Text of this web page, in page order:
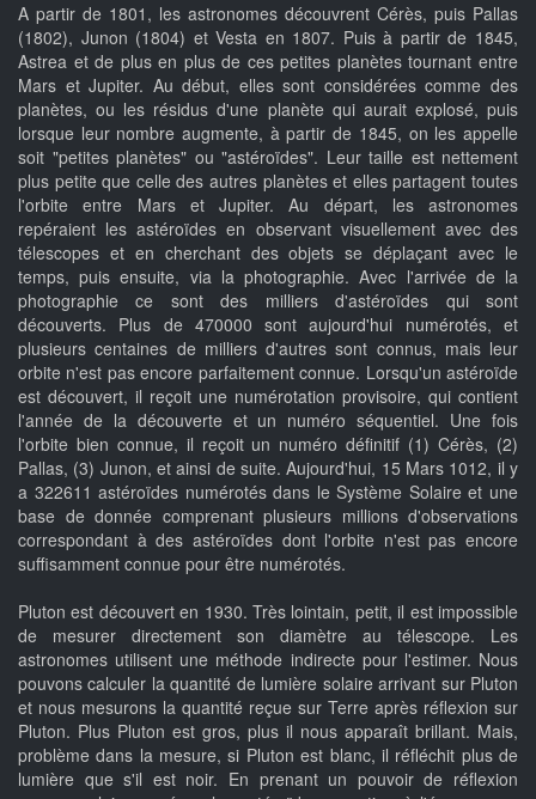
A partir de 1801, les astronomes découvrent Cérès, puis Pallas
(1802), Junon (1804) et Vesta en 1807. Puis à partir de 1845,
Astrea et de plus en plus de ces petites planètes tournant entre
Mars et Jupiter. Au début, elles sont considérées comme des
planètes, ou les résidus d'une planète qui aurait explosé, puis
lorsque leur nombre augmente, à partir de 1845, on les appelle
soit "petites planètes" ou "astéroïdes". Leur taille est nettement
plus petite que celle des autres planètes et elles partagent toutes
l'orbite entre Mars et Jupiter. Au départ, les astronomes
repéraient les astéroïdes en observant visuellement avec des
télescopes et en cherchant des objets se déplaçant avec le
temps, puis ensuite, via la photographie. Avec l'arrivée de la
photographie ce sont des milliers d'astéroïdes qui sont
découverts. Plus de 470000 sont aujourd'hui numérotés, et
plusieurs centaines de milliers d'autres sont connus, mais leur
orbite n'est pas encore parfaitement connue. Lorsqu'un astéroïde
est découvert, il reçoit une numérotation provisoire, qui contient
l'année de la découverte et un numéro séquentiel. Une fois
l'orbite bien connue, il reçoit un numéro définitif (1) Cérès, (2)
Pallas, (3) Junon, et ainsi de suite. Aujourd'hui, 15 Mars 1012, il y
a 322611 astéroïdes numérotés dans le Système Solaire et une
base de donnée comprenant plusieurs millions d'observations
correspondant à des astéroïdes dont l'orbite n'est pas encore
suffisamment connue pour être numérotés.
Pluton est découvert en 1930. Très lointain, petit, il est impossible
de mesurer directement son diamètre au télescope. Les
astronomes utilisent une méthode indirecte pour l'estimer. Nous
pouvons calculer la quantité de lumière solaire arrivant sur Pluton
et nous mesurons la quantité reçue sur Terre après réflexion sur
Pluton. Plus Pluton est gros, plus il nous apparaît brillant. Mais,
problème dans la mesure, si Pluton est blanc, il réfléchit plus de
lumière que s'il est noir. En prenant un pouvoir de réflexion